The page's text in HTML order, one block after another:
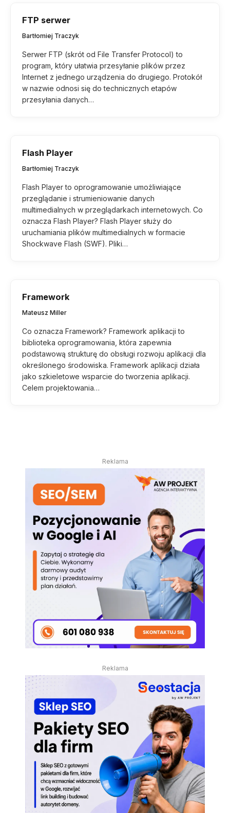
FTP serwer
Bartłomiej Traczyk
Serwer FTP (skrót od File Transfer Protocol) to
program, który ułatwia przesyłanie plików przez
Internet z jednego urządzenia do drugiego. Protokół
w nazwie odnosi się do technicznych etapów
przesyłania danych…
Flash Player
Bartłomiej Traczyk
Flash Player to oprogramowanie umożliwiające
przeglądanie i strumieniowanie danych
multimedialnych w przeglądarkach internetowych. Co
oznacza Flash Player? Flash Player służy do
uruchamiania plików multimedialnych w formacie
Shockwave Flash (SWF). Pliki…
Framework
Mateusz Miller
Co oznacza Framework? Framework aplikacji to
biblioteka oprogramowania, która zapewnia
podstawową strukturę do obsługi rozwoju aplikacji dla
określonego środowiska. Framework aplikacji działa
jako szkieletowe wsparcie do tworzenia aplikacji.
Celem projektowania…
Reklama
Reklama